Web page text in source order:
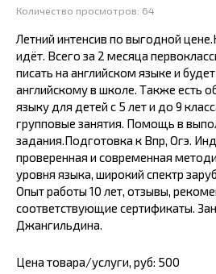
Количество просмотров: 64
Летний интенсив по выгодной
идёт. Всего за 2 месяца
писать на английском языке и
английскому в школе. Также есть
языку для детей с 5 лет и до 9
групповые занятия. Помощь в
задания.Подготовка к Впр, Огэ.
проверенная и современная
уровня языка, широкий спектр
Опыт работы 10 лет, отзывы,
соответствующие сертификаты.
Джангильдина.
Цена товара/услуги, руб: 500